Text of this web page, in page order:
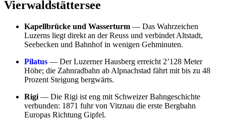
Vierwaldstättersee
Kapellbrücke und Wasserturm — Das Wahrzeichen
Luzerns liegt direkt an der Reuss und verbindet Altstadt,
Seebecken und Bahnhof in wenigen Gehminuten.
Pilatus — Der Luzerner Hausberg erreicht 2’128 Meter
Höhe; die Zahnradbahn ab Alpnachstad fährt mit bis zu 48
Prozent Steigung bergwärts.
Rigi — Die Rigi ist eng mit Schweizer Bahngeschichte
verbunden: 1871 fuhr von Vitznau die erste Bergbahn
Europas Richtung Gipfel.